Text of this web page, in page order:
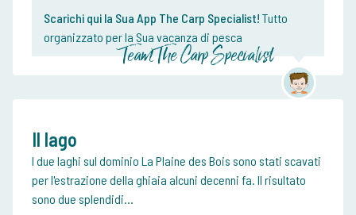
Scarichi qui la Sua App The Carp Specialist! Tutto
organizzato per la Sua vacanza di pesca
Team The Carp Specialist
Il lago
I due laghi sul dominio La Plaine des Bois sono stati scavati
per l'estrazione della ghiaia alcuni decenni fa. Il risultato
sono due splendidi...